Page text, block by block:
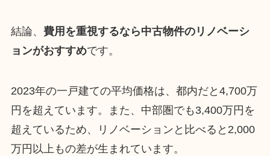
結論、 費用を重視するなら中古物件のリノベーシ
ョンがおすすめです。
2023年の一戸建ての平均価格は、都内だと4,700万
円を超えています。また、中部圏でも3,400万円を
超えているため、リノベーションと比べると2,000
万円以上もの差が生まれています。